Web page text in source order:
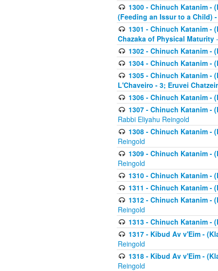
1300 - Chinuch Katanim -
(Feeding an Issur to a Child)
1301 - Chinuch Katanim -
Chazaka of Physical Maturity
1302 - Chinuch Katanim -
1304 - Chinuch Katanim -
1305 - Chinuch Katanim -
L'Chaveiro - 3; Eruvei
1306 - Chinuch Katanim -
1307 - Chinuch Katanim -
Rabbi Eliyahu Reingold
1308 - Chinuch Katanim -
Reingold
1309 - Chinuch Katanim -
Reingold
1310 - Chinuch Katanim -
1311 - Chinuch Katanim -
1312 - Chinuch Katanim -
Reingold
1313 - Chinuch Katanim -
1317 - Kibud Av v'Eim -
Reingold
1318 - Kibud Av v'Eim -
Reingold